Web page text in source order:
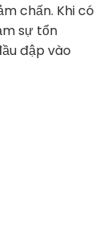
chấn. Khi có
sự tổn
đập vào